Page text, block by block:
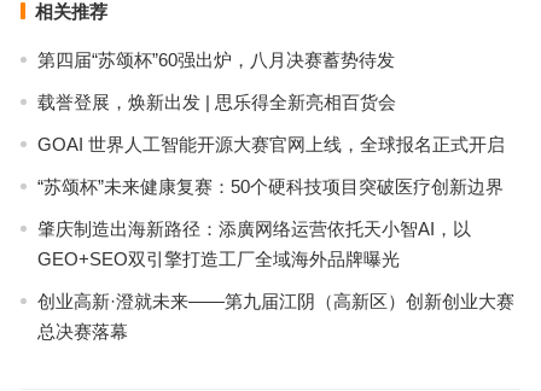
相关推荐
第四届“苏颂杯”60强出炉，八月决赛蓄势待发
载誉登展，焕新出发 | 思乐得全新亮相百货会
GOAI 世界人工智能开源大赛官网上线，全球报名正式开启
“苏颂杯”未来健康复赛：50个硬科技项目突破医疗创新边界
肇庆制造出海新路径：添廣网络运营依托天小智AI，以
GEO+SEO双引擎打造工厂全域海外品牌曝光
创业高新·澄就未来——第九届江阴（高新区）创新创业大赛
总决赛落幕